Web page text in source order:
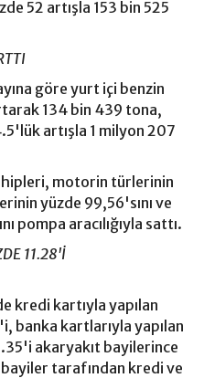
52 artışla 153 bin 525
ayına göre yurt içi benzin
134 bin 439 tona,
artışla 1 milyon 207
motorin türlerinin
yüzde 99,56'sını ve
pompa aracılığıyla sattı.
11.28'İ
kredi kartıyla yapılan
banka kartlarıyla yapılan
akaryakıt bayilerince
tarafından kredi ve